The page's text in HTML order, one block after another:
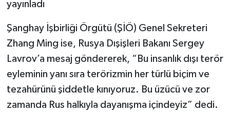
Şanghay İşbirliği Örgütü (ŞİÖ) Genel Sekreteri
Zhang Ming ise, Rusya Dışişleri Bakanı Sergey
Lavrov’a mesaj göndererek, “Bu insanlık dışı terör
eyleminin yanı sıra terörizmin her türlü biçim ve
tezahürünü şiddetle kınıyoruz. Bu üzücü ve zor
zamanda Rus halkıyla dayanışma içindeyiz” dedi.